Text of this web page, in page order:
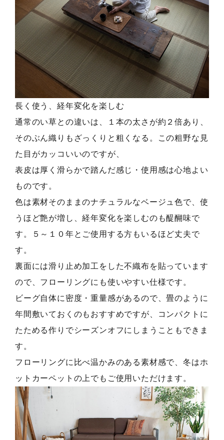
長く使う、経年変化を楽しむ
通常のい草との違いは、１本の太さが約２倍あり、
そのぶん織りもざっくりと粗くなる。この粗野な見
た目がカッコいいのですが、
表皮は厚く滑らかで踏んだ感じ・使用感は心地よい
ものです。
色は素材そのままのナチュラルなベージュ色で、使
うほど艶が増し、経年変化を楽しむのも醍醐味で
す。５～１０年とご使用する方もいるほど丈夫で
す。
裏面には滑り止め加工をした不織布を貼っています
ので、フローリングにも使いやすい仕様です。
ビーグ自体に密度・重量感があるので、畳のように
年間敷いておくのもおすすめですが、コンパクトに
たためる作りでシーズンオフにしまうこともできま
す。
フローリングに比べ温かみのある素材感で、冬はホ
ットカーペットの上でもご使用いただけます。